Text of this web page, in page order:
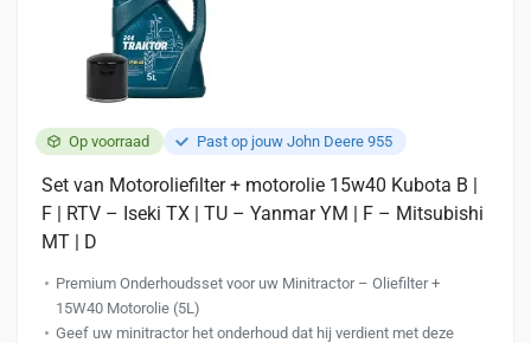
Op voorraad Past op jouw John Deere 955
Set van Motoroliefilter + motorolie 15w40 Kubota B |
F | RTV – Iseki TX | TU – Yanmar YM | F – Mitsubishi
MT | D
Premium Onderhoudsset voor uw Minitractor – Oliefilter +
15W40 Motorolie (5L)
Geef uw minitractor het onderhoud dat hij verdient met deze